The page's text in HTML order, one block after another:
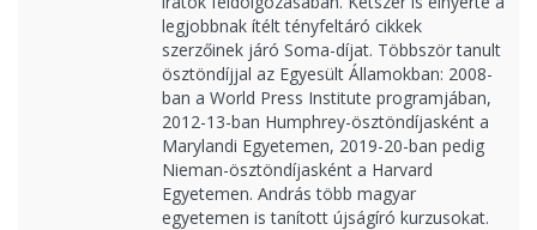
legjobbnak ítélt tényfeltáró cikkek
szerzőinek járó Soma-díjat. Többször tanult
ösztöndíjjal az Egyesült Államokban: 2008-
ban a World Press Institute programjában,
2012-13-ban Humphrey-ösztöndíjasként a
Marylandi Egyetemen, 2019-20-ban pedig
Nieman-ösztöndíjasként a Harvard
Egyetemen. András több magyar
egyetemen is tanított újságíró kurzusokat.